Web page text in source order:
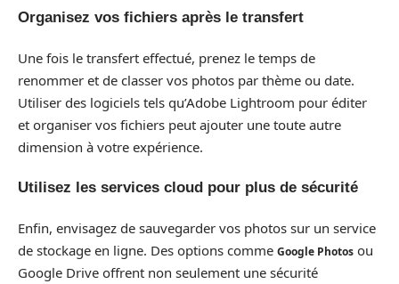
Organisez vos fichiers après le transfert
Une fois le transfert effectué, prenez le temps de
renommer et de classer vos photos par thème ou date.
Utiliser des logiciels tels qu’Adobe Lightroom pour éditer
et organiser vos fichiers peut ajouter une toute autre
dimension à votre expérience.
Utilisez les services cloud pour plus de sécurité
Enfin, envisagez de sauvegarder vos photos sur un service
de stockage en ligne. Des options comme Google Photos ou
Google Drive offrent non seulement une sécurité